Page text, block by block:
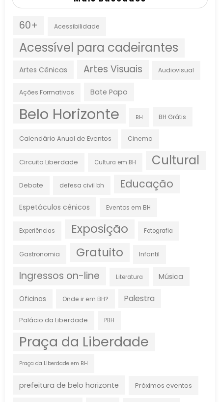
60+ Acessibilidade
Acessível para cadeirantes
Artes Cênicas Artes Visuais Audiovisual
Ações Formativas Bate Papo
Belo Horizonte BH BH Grátis
Calendário Anual de Eventos Cinema
Circuito Liberdade Cultura em BH Cultural
Debate defesa civil bh Educação
Espetáculos cênicos Eventos em BH
Experiências Exposição Fotografia
Gastronomia Gratuito Infantil
Ingressos on-line Literatura Música
Oficinas Onde ir em BH? Palestra
Palácio da Liberdade PBH
Praça da Liberdade
Praça da Liberdade em BH
prefeitura de belo horizonte Próximos eventos